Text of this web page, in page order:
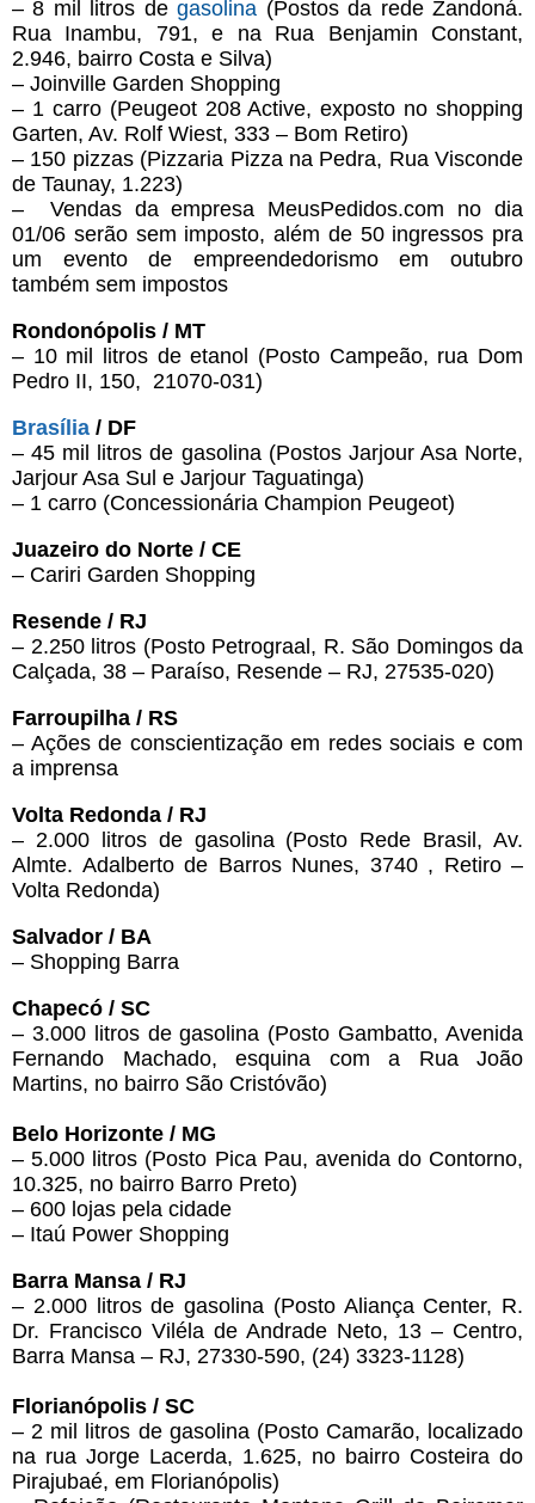
– 8 mil litros degasolina (Postos da rede Zandoná.
Rua Inambu, 791, e na Rua Benjamin Constant,
2.946, bairro Costa e Silva)
– Joinville Garden Shopping
– 1 carro (Peugeot 208 Active, exposto no shopping
Garten, Av. Rolf Wiest, 333 – Bom Retiro)
– 150 pizzas (Pizzaria Pizza na Pedra, Rua Visconde
de Taunay, 1.223)
– Vendas da empresa MeusPedidos.com no dia
01/06 serão sem imposto, além de 50 ingressos pra
um evento de empreendedorismo em outubro
também sem impostos
Rondonópolis / MT
– 10 mil litros de etanol (Posto Campeão, rua Dom
Pedro II, 150, 21070-031)
Brasília / DF
– 45 mil litros de gasolina (Postos Jarjour Asa Norte,
Jarjour Asa Sul e Jarjour Taguatinga)
– 1 carro (Concessionária Champion Peugeot)
Juazeiro do Norte / CE
– Cariri Garden Shopping
Resende / RJ
– 2.250 litros (Posto Petrograal, R. São Domingos da
Calçada, 38 – Paraíso, Resende – RJ, 27535-020)
Farroupilha / RS
– Ações de conscientização em redes sociais e com
a imprensa
Volta Redonda / RJ
– 2.000 litros de gasolina (Posto Rede Brasil, Av.
Almte. Adalberto de Barros Nunes, 3740 , Retiro –
Volta Redonda)
Salvador / BA
– Shopping Barra
Chapecó / SC
– 3.000 litros de gasolina (Posto Gambatto, Avenida
Fernando Machado, esquina com a Rua João
Martins, no bairro São Cristóvão)
Belo Horizonte / MG
– 5.000 litros (Posto Pica Pau, avenida do Contorno,
10.325, no bairro Barro Preto)
– 600 lojas pela cidade
– Itaú Power Shopping
Barra Mansa / RJ
– 2.000 litros de gasolina (Posto Aliança Center, R.
Dr. Francisco Viléla de Andrade Neto, 13 – Centro,
Barra Mansa – RJ, 27330-590, (24) 3323-1128)
Florianópolis / SC
– 2 mil litros de gasolina (Posto Camarão, localizado
na rua Jorge Lacerda, 1.625, no bairro Costeira do
Pirajubaé, em Florianópolis)